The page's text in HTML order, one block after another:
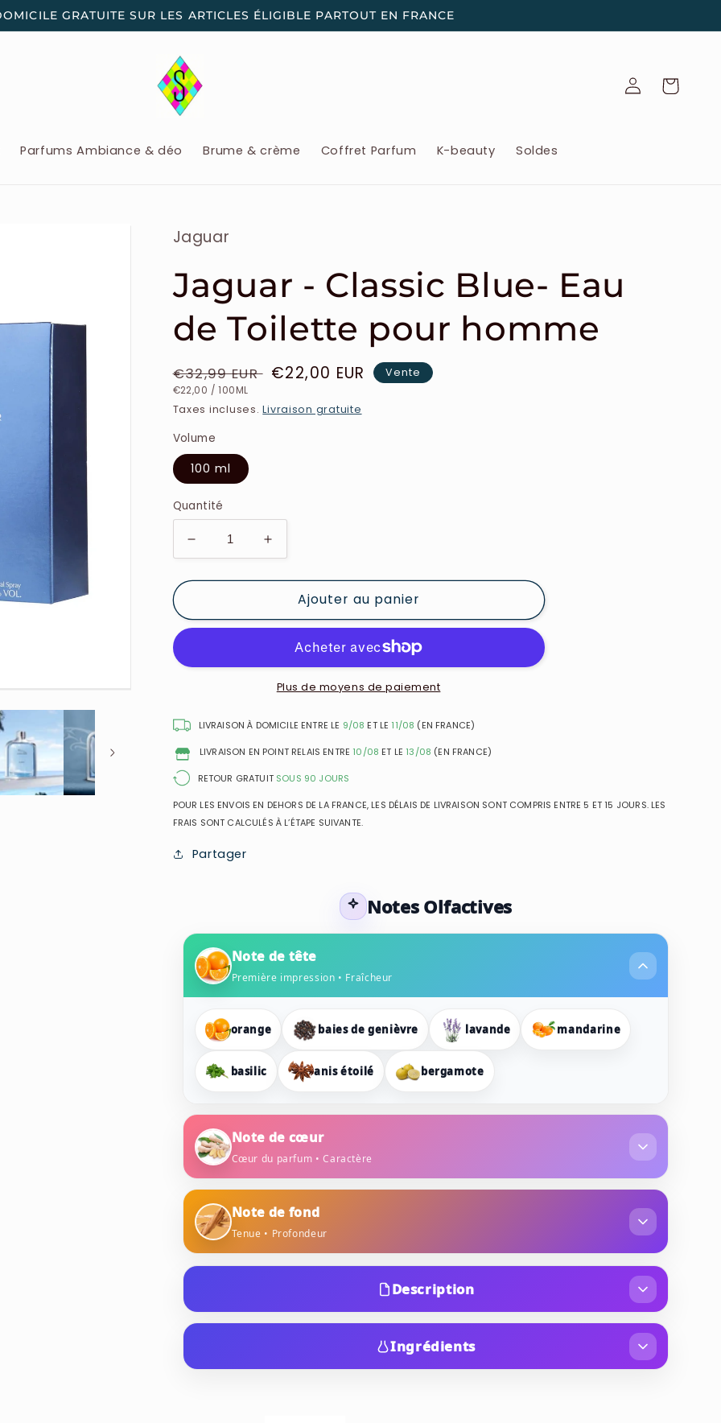
GRATUITE SUR LES ARTICLES ÉLIGIBLE PARTOUT EN FRANCE
Parfums Ambiance & déo Brume & crème Coffret Parfum K-beauty Soldes
ConnexionPanier
Jaguar
Jaguar - Classic Blue- Eau
de Toilette pour homme
Prix
habituel
€32,99 EUR
Prix
€22,00 EUR
PRIX
€22,00 / PAR
100ML
Vente
Taxes incluses.Livraison gratuite
Volume
100 ml
Quantité
Réduire
la
quantité
Jaguar
Blue-
Toilette
homme
Augmenter
la
quantité
Jaguar
Classic
Blue-
Eau
Toilette
homme
Ajouter au panier
Plus de moyens de paiement
LIVRAISON À DOMICILE ENTRE LE 9/08 ET LE 11/08 (EN FRANCE)
LIVRAISON EN POINT RELAIS ENTRE 10/08 ET LE 13/08 (EN FRANCE)
RETOUR GRATUIT SOUS 90 JOURS
POUR LES ENVOIS EN DEHORS DE LA FRANCE, LES DÉLAIS DE LIVRAISON SONT COMPRIS ENTRE 5 ET 15 JOURS. LES
FRAIS SONT CALCULÉS À L’ÉTAPE SUIVANTE.
Partager
Notes Olfactives
Note de tête
Première impression • Fraîcheur
orange baies de genièvre lavande mandarine
basilic anis étoilé bergamote
Note de cœur
Cœur du parfum • Caractère
Note de fond
Tenue • Profondeur
Description
La marque Jaguar ne fait aucun compromis : elle est synonyme d'excellence
en toutes circonstances. Ce parfum, crée pour les hommes sûrs d'eux,
n'échappe pas à la règle. Et comme toujours avec cette marque, le flacon
Ingrédients